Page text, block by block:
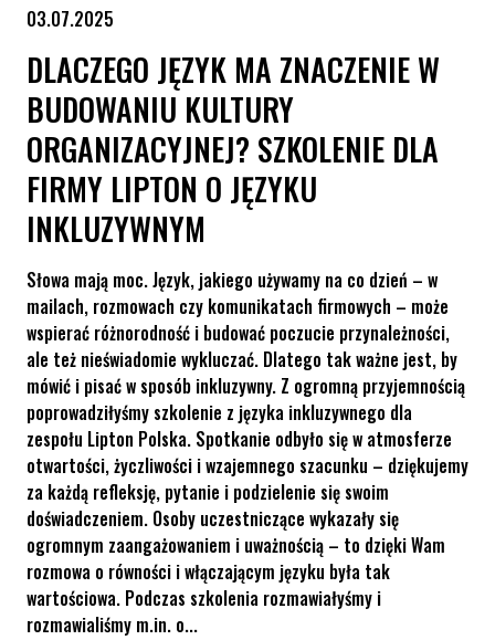
03.07.2025
DLACZEGO JĘZYK MA ZNACZENIE W
BUDOWANIU KULTURY
ORGANIZACYJNEJ? SZKOLENIE DLA
FIRMY LIPTON O JĘZYKU
INKLUZYWNYM
Słowa mają moc. Język, jakiego używamy na co dzień – w
mailach, rozmowach czy komunikatach firmowych – może
wspierać różnorodność i budować poczucie przynależności,
ale też nieświadomie wykluczać. Dlatego tak ważne jest, by
mówić i pisać w sposób inkluzywny. Z ogromną przyjemnością
poprowadziłyśmy szkolenie z języka inkluzywnego dla
zespołu Lipton Polska. Spotkanie odbyło się w atmosferze
otwartości, życzliwości i wzajemnego szacunku – dziękujemy
za każdą refleksję, pytanie i podzielenie się swoim
doświadczeniem. Osoby uczestniczące wykazały się
ogromnym zaangażowaniem i uważnością – to dzięki Wam
rozmowa o równości i włączającym języku była tak
wartościowa. Podczas szkolenia rozmawiałyśmy i
rozmawialiśmy m.in. o...